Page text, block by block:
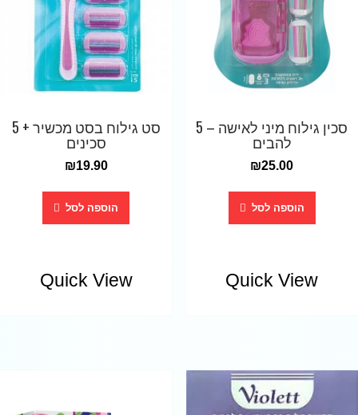
סכין גילוח מיני לאישה – 5
להבים
₪25.00
הוספה לסל
Quick View
סט גילוח בסט מכשיר + 5
סכינים
₪19.90
הוספה לסל
Quick View